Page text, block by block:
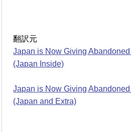
翻訳元
Japan is Now Giving
(Japan Inside)
Japan is Now Giving
(Japan and Extra)